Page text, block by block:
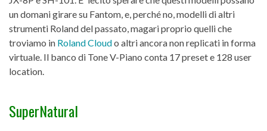
un domani girare su Fantom, e, perché no, modelli di altri
strumenti Roland del passato, magari proprio quelli che
troviamo in Roland Cloudo altri ancora non replicati in forma
virtuale. Il banco di Tone V-Piano conta 17 preset e 128 user
location.
SuperNatural